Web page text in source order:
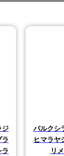
ジ
バルクシ
ヒマラヤ
リ